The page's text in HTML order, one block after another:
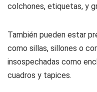
colchones, etiquetas, y
También pueden estar
como sillas, sillones o
insospechadas como
cuadros y tapices.